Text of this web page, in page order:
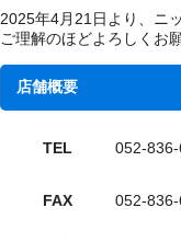
2025年4月21日より、ニ
ご理解のほどよろしくお
店舗概要
TEL 052-
FAX 052-